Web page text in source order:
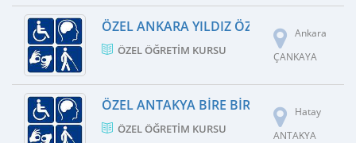
ÖZEL ANKARA YILDIZ ÖZEL ÖĞRETIM
ÖZEL ÖĞRETIM KURSU
Ankara
ÇANKAYA
ÖZEL ANTAKYA BIRE BIR ÖZEL ÖĞRETIM
ÖZEL ÖĞRETIM KURSU
Hatay
ANTAKYA